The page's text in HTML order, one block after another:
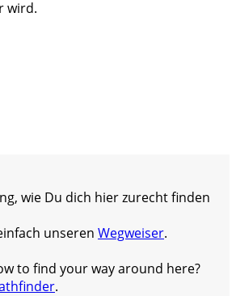
wird.
wie Du dich hier zurecht finden
unseren Wegweiser.
to find your way around here?
.